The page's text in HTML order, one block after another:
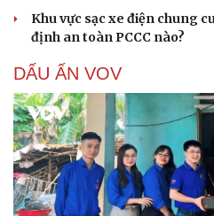
Khu vực sạc xe điện chung
định an toàn PCCC nào?
DẤU ẤN VOV